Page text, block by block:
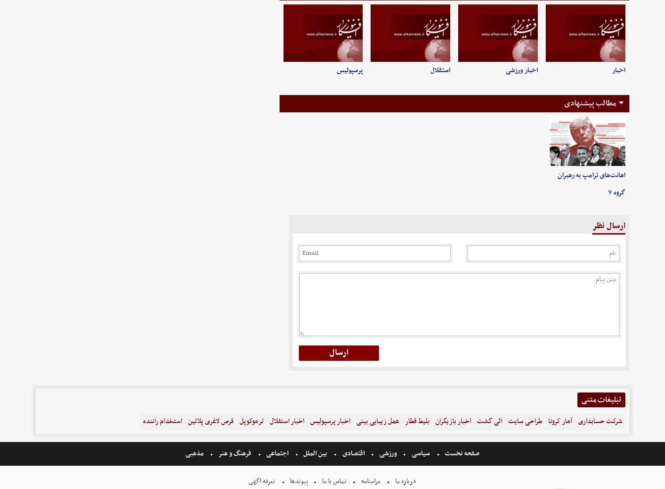
اخبار اخبار ورزشی استقلال پرسپولیس
مطالب پیشنهادی
اهانت‌های ترامپ به رهبران
گروه ۷
ارسال نظر
تبلیغات متنی
شرکت حسابداری آمار کرونا طراحی سایت الی گشت اخبار بازیگران بلیط قطار عمل زیبایی بینی اخبار پرسپولیس اخبار استقلال ترموکوپل قرص لاغری پلاتین استخدام راننده
صفحه نخست سیاسی ورزشی اقتصادی بین الملل اجتماعی فرهنگ و هنر مذهبی
درباره ما مرامنامه تماس با ما پیوندها تعرفه اگهی